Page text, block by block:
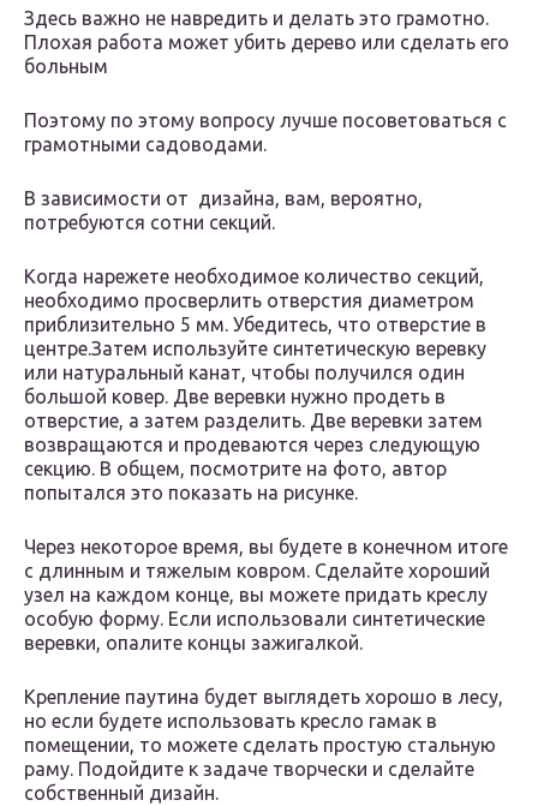
Здесь важно не навредить и делать это грамотно.
Плохая работа может убить дерево или сделать его
больным
Поэтому по этому вопросу лучше посоветоваться с
грамотными садоводами.
В зависимости от дизайна, вам, вероятно,
потребуются сотни секций.
Когда нарежете необходимое количество секций,
необходимо просверлить отверстия диаметром
приблизительно 5 мм. Убедитесь, что отверстие в
центре.Затем используйте синтетическую веревку
или натуральный канат, чтобы получился один
большой ковер. Две веревки нужно продеть в
отверстие, а затем разделить. Две веревки затем
возвращаются и продеваются через следующую
секцию. В общем, посмотрите на фото, автор
попытался это показать на рисунке.
Через некоторое время, вы будете в конечном итоге
с длинным и тяжелым ковром. Сделайте хороший
узел на каждом конце, вы можете придать креслу
особую форму. Если использовали синтетические
веревки, опалите концы зажигалкой.
Крепление паутина будет выглядеть хорошо в лесу,
но если будете использовать кресло гамак в
помещении, то можете сделать простую стальную
раму. Подойдите к задаче творчески и сделайте
собственный дизайн.